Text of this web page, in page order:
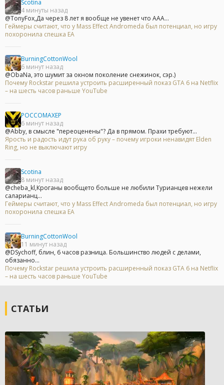
Scotina
4 минуты назад
@TonyFox,Да через 8 лет я вообще не увенет что ААА...
Геймеры считают, что у Mass Effect Andromeda был потенциал, но игру
похоронила спешка EA
BurningCottonWool
6 минут назад
@ObaNa, это шумит за окном поколение снежинок, сэр.)
Почему Rockstar решила устроить расширенный показ GTA 6 на Netflix
– на шесть часов раньше YouTube
POCCOMAXEP
6 минут назад
@Abby, в смысле "переоценены"? Да в прямом. Прахи требуют...
Ярость и радость идут рука об руку – почему игроки ненавидят Elden
Ring, но не выключают игру
Scotina
8 минут назад
@cheba_kl,Кроганы вообщето больше не любили Турианцев нежели
саларианц...
Геймеры считают, что у Mass Effect Andromeda был потенциал, но игру
похоронила спешка EA
BurningCottonWool
11 минут назад
@DSychoff, блин, 6 часов разница. Большинство людей с делами,
обязанно...
Почему Rockstar решила устроить расширенный показ GTA 6 на Netflix
– на шесть часов раньше YouTube
СТАТЬИ